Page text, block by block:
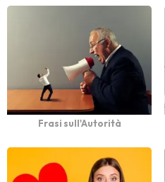
Frasi sull'Autorità